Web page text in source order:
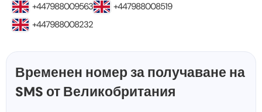
+447988009563
+447988008519
+447988008232
Временен номер за получаване на
SMS от Великобритания